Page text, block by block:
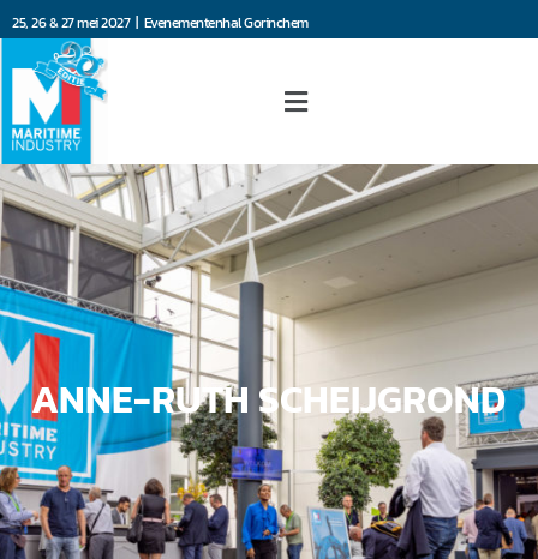
25, 26 & 27 mei 2027 | Evenementenhal Gorinchem
ANNE-RUTH SCHEIJGROND